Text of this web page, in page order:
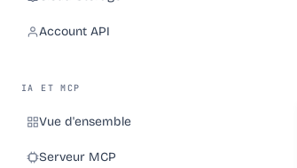
Account API
IA ET MCP
Vue d'ensemble
Serveur MCP